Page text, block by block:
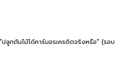
ลูกต้นไม้ได้คาร์บอรเครดิตจริงหรือ" (รอบ